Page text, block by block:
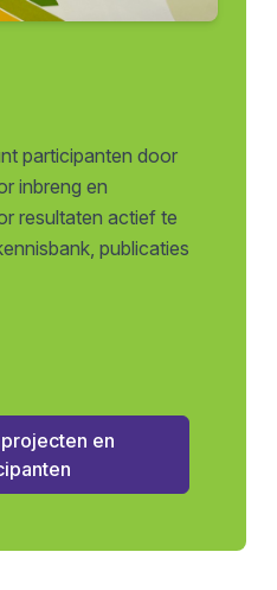
participanten door
inbreng en
resultaten actief te
publicaties
en